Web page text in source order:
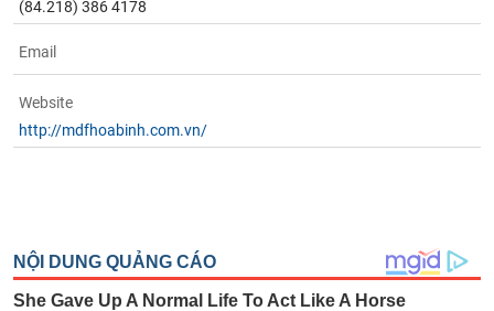
(84.218) 386 4178
Email
Website
http://mdfhoabinh.com.vn/
Tin
(-)
Bài
viết
Báo
cáo